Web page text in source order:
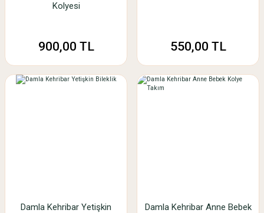
Kolyesi
900,00 TL 550,00 TL
Damla Kehribar Yetişkin
Damla Kehribar Anne Bebek